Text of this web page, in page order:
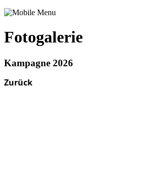
Fotogalerie
Kampagne 2026
Zurück